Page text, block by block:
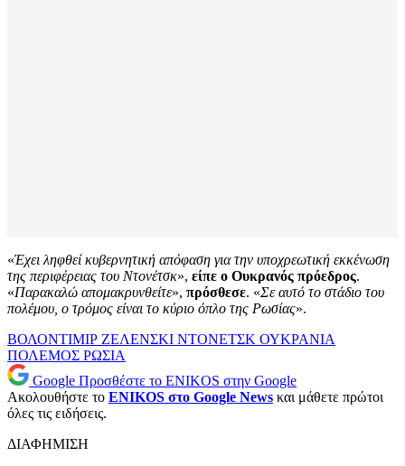
«Έχει ληφθεί κυβερνητική απόφαση για την υποχρεωτική εκκένωση
της περιφέρειας του Ντονέτσκ», είπε ο Ουκρανός πρόεδρος.
«Παρακαλώ απομακρυνθείτε», πρόσθεσε. «Σε αυτό το στάδιο του
πολέμου, ο τρόμος είναι το κύριο όπλο της Ρωσίας».
ΒΟΛΟΝΤΙΜΙΡ ΖΕΛΕΝΣΚΙ ΝΤΟΝΕΤΣΚ ΟΥΚΡΑΝΙΑ
ΠΟΛΕΜΟΣ ΡΩΣΙΑ
Google Προσθέστε το ENIKOS στην Google
Ακολουθήστε το ENIKOS στο Google News και μάθετε πρώτοι
όλες τις ειδήσεις.
ΔΙΑΦΗΜΙΣΗ